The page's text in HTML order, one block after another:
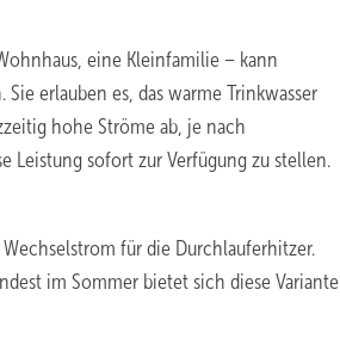
eine Kleinfamilie – kann
erlauben es, das warme Trinkwasser
hohe Ströme ab, je nach
Leistung sofort zur Verfügung zu stellen.
für die Durchlauferhitzer.
im Sommer bietet sich diese Variante